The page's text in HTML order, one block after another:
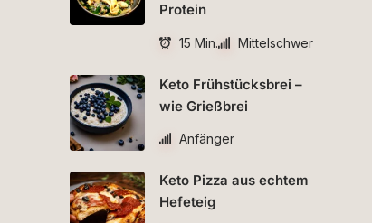
Protein
15 Min. Mittelschwer
Keto Frühstücksbrei –
wie Grießbrei
Anfänger
Keto Pizza aus echtem
Hefeteig